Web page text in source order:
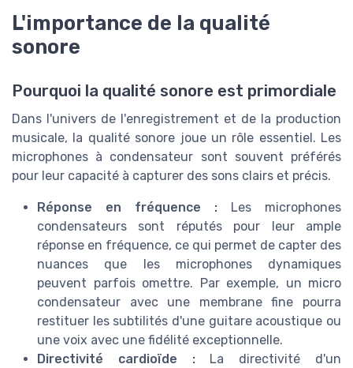
L'importance de la qualité
sonore
Pourquoi la qualité sonore est primordiale
Dans l'univers de l'enregistrement et de la production
musicale, la qualité sonore joue un rôle essentiel. Les
microphones à condensateur sont souvent préférés
pour leur capacité à capturer des sons clairs et précis.
Réponse en fréquence : Les microphones
condensateurs sont réputés pour leur ample
réponse en fréquence, ce qui permet de capter des
nuances que les microphones dynamiques
peuvent parfois omettre. Par exemple, un micro
condensateur avec une membrane fine pourra
restituer les subtilités d'une guitare acoustique ou
une voix avec une fidélité exceptionnelle.
Directivité cardioïde :La directivité d'un